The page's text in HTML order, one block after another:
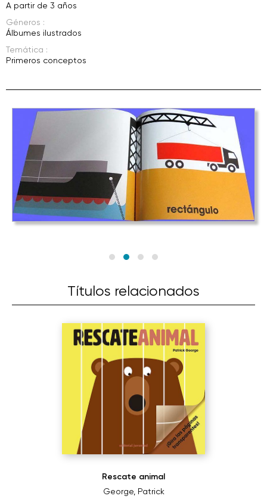
A partir de 3 años
Géneros :
Álbumes ilustrados
Temática :
Primeros conceptos
Títulos relacionados
Rescate animal
George, Patrick